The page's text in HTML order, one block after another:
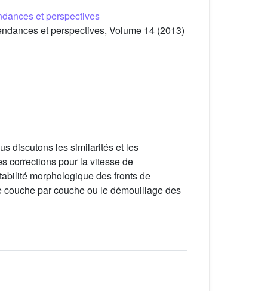
et perspectives
et perspectives, Volume 14 (2013)
discutons les similarités et les
corrections pour la vitesse de
morphologique des fronts de
par couche ou le démouillage des